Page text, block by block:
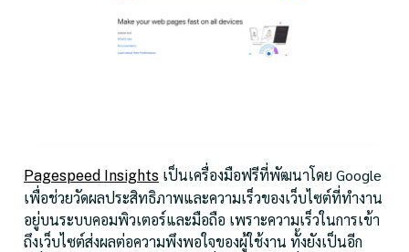
Pagespeed Insights เป็นเครื่องมือฟรีที่พัฒนาโดย Google
เพื่อช่วยวัดผลประสิทธิภาพและความเร็วของเว็บไซต์ที่ทำงาน
อยู่บนระบบคอมพิวเตอร์และมือถือ เพราะความเร็วในการเข้า
ถึงเว็บไซต์ส่งผลต่อความพึงพอใจของผู้ใช้งาน ทั้งยังเป็นอีก